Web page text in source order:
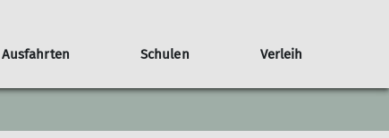
Unterstützen Projektgruppen
Ausfahrten Schulen Verleih